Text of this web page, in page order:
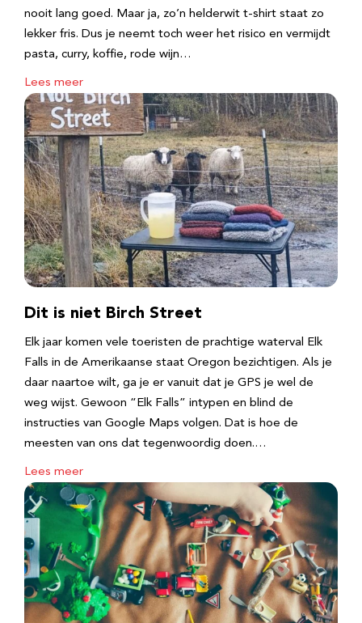
nooit lang goed. Maar ja, zo’n helderwit t-shirt staat zo
lekker fris. Dus je neemt toch weer het risico en vermijdt
pasta, curry, koffie, rode wijn…
Lees meer
Dit is niet Birch Street
Elk jaar komen vele toeristen de prachtige waterval Elk
Falls in de Amerikaanse staat Oregon bezichtigen. Als je
daar naartoe wilt, ga je er vanuit dat je GPS je wel de
weg wijst. Gewoon “Elk Falls” intypen en blind de
instructies van Google Maps volgen. Dat is hoe de
meesten van ons dat tegenwoordig doen.…
Lees meer